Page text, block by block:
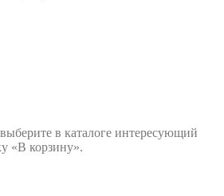
в каталоге интересующий
«В корзину».